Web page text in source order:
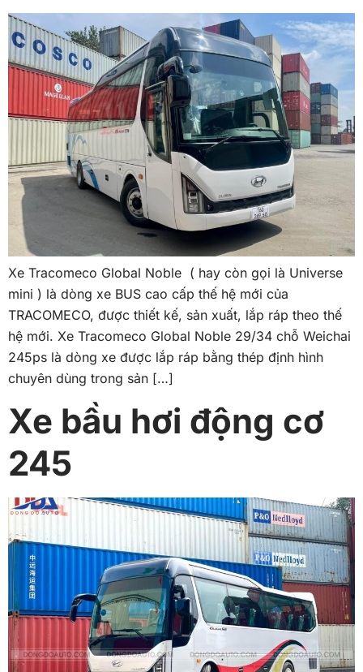
Xe Tracomeco Global Noble ( hay còn gọi là Universe
mini ) là dòng xe BUS cao cấp thế hệ mới của
TRACOMECO, được thiết kế, sản xuất, lắp ráp theo thế
hệ mới. Xe Tracomeco Global Noble 29/34 chỗ Weichai
245ps là dòng xe được lắp ráp bằng thép định hình
chuyên dùng trong sản […]
Xe bầu hơi động cơ
245